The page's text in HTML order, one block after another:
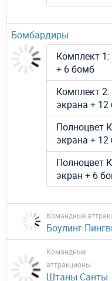
Бомбардиры
Комплект 1:
+ 6 бомб
Комплект 2:
экрана +
Полноцвет
экрана +
Полноцвет
экран + 6
Командные
Боулинг
Командные
аттракционы
Штаны Санты